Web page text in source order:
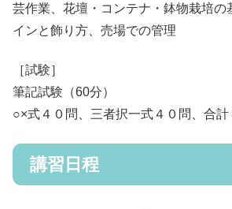
芸作業、花壇・コンテナ・鉢物栽培の
インと飾り方、売場での管理
［試験］
筆記試験（60分）
○×式４０問、三者択一式４０問、合計
講習日程